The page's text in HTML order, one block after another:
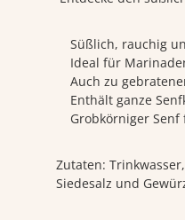
Süßlich, rauchig
Ideal für
Auch zu
Enthält ganze
Grobkörniger Senf
Zutaten: Trinkwasser,
Siedesalz und